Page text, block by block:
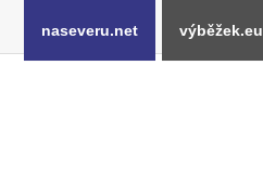
naseveru.net výběžek.eu